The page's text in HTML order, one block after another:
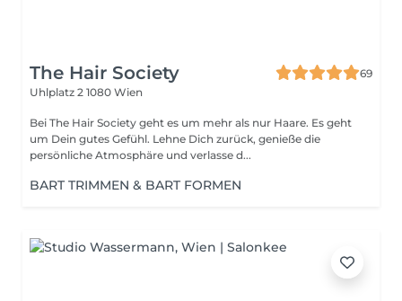
The Hair Society
69
Uhlplatz 2 1080 Wien
Bei The Hair Society geht es um mehr als nur Haare. Es geht
um Dein gutes Gefühl. Lehne Dich zurück, genieße die
persönliche Atmosphäre und verlasse d...
BART TRIMMEN & BART FORMEN